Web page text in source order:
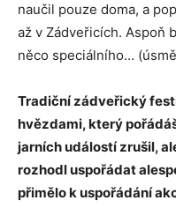
naučil pouze doma, a
až v Zádveřicích. Aspoň
něco speciálního…
Tradiční zádveřický
hvězdami, který
jarních událostí zrušil,
rozhodl uspořádat
přimělo k uspořádání